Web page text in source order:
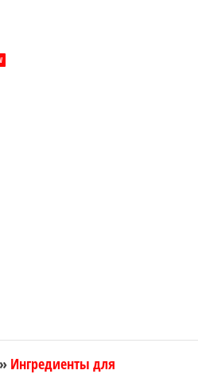
» Ингредиенты для